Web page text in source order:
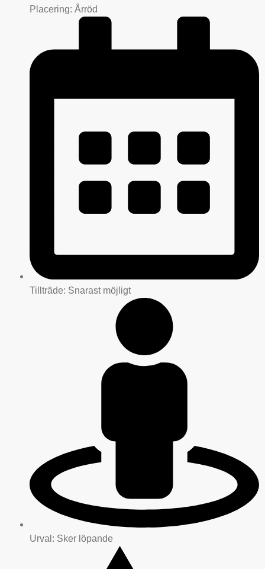
Placering: Årröd
Tillträde: Snarast möjligt
Urval: Sker löpande